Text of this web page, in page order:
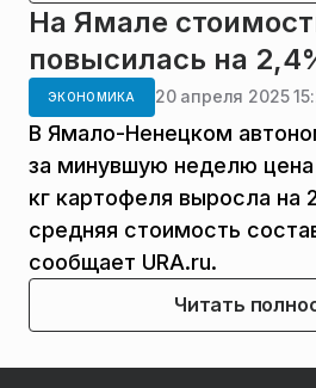
На Ямале
повысилась на
ЭКОНОМИКА 20 апреля 2025
В Ямало-Ненецком
за минувшую неделю цена
кг картофеля выросла на
средняя стоимость
сообщает URA.ru.
Читать